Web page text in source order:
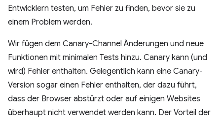
Entwicklern testen, um Fehler zu finden, bevor sie zu
einem Problem werden.
Wir fügen dem Canary-Channel Änderungen und neue
Funktionen mit minimalen Tests hinzu. Canary kann (und
wird) Fehler enthalten. Gelegentlich kann eine Canary-
Version sogar einen Fehler enthalten, der dazu führt,
dass der Browser abstürzt oder auf einigen Websites
überhaupt nicht verwendet werden kann. Der Vorteil der